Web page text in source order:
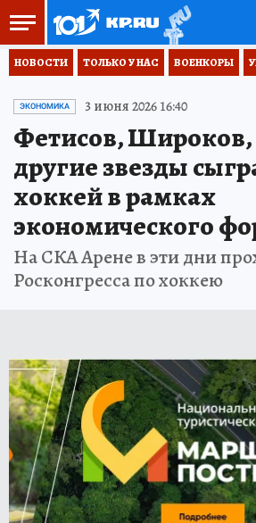
НОВОСТИ ТОЛЬКО У НАС ВОЕНКОРЫ
ЭКОНОМИКА 3 июня 2026 16:40
Фетисов,
другие звезды
хоккей в рамках
экономического
На СКА Арене в эти дни
Росконгресса по хоккею